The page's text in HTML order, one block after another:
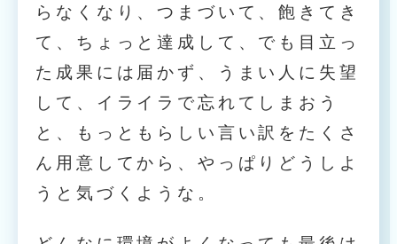
らなくなり、つまづいて、飽きてき
て、ちょっと達成して、でも目立っ
た成果には届かず、うまい人に失望
して、イライラで忘れてしまおう
と、もっともらしい言い訳をたくさ
ん用意してから、やっぱりどうしよ
うと気づくような。